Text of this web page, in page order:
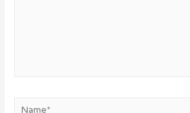
Name*